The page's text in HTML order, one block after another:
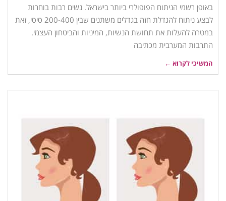
באופן רשמי הניתוח הפופולרי ביותר בישראל. נשים רבות בוחרות
לבצע ניתוח להגדלת חזה בגדלים משתנים שבין 200-400 סיסי, זאת
במטרה להעלות את תחושת הנשיות, המיניות והביטחון העצמי.
התרבות המערבית מכתיבה
המשיכי לקרוא ←